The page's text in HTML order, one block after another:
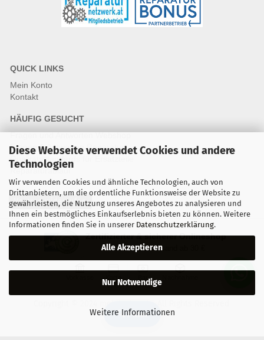
Diese Webseite verwendet Cookies und andere
Technologien
Wir verwenden Cookies und ähnliche Technologien, auch von
Drittanbietern, um die ordentliche Funktionsweise der Website zu
gewährleisten, die Nutzung unseres Angebotes zu analysieren und
Ihnen ein bestmögliches Einkaufserlebnis bieten zu können. Weitere
Informationen finden Sie in unserer Datenschutzerklärung.
Alle Akzeptieren
Nur Notwendige
Weitere Informationen
QUICK LINKS
Mein Konto
Kontakt
HÄUFIG GESUCHT
Fragen und Antworten Webshop
Fragen & Antworten Reparatur
Qualitätsstandards für Ersatzteile
Reparaturablauf
Vertrag widerrufen
Zertifizierter & sicherer Onlineshop
Kostenloser Versand ab 30 €
🔍 Filter